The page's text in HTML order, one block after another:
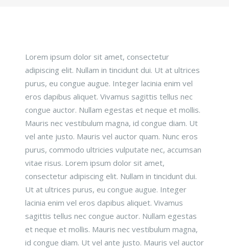
Lorem ipsum dolor sit amet, consectetur
adipiscing elit. Nullam in tincidunt dui. Ut at ultrices
purus, eu congue augue. Integer lacinia enim vel
eros dapibus aliquet. Vivamus sagittis tellus nec
congue auctor. Nullam egestas et neque et mollis.
Mauris nec vestibulum magna, id congue diam. Ut
vel ante justo. Mauris vel auctor quam. Nunc eros
purus, commodo ultricies vulputate nec, accumsan
vitae risus. Lorem ipsum dolor sit amet,
consectetur adipiscing elit. Nullam in tincidunt dui.
Ut at ultrices purus, eu congue augue. Integer
lacinia enim vel eros dapibus aliquet. Vivamus
sagittis tellus nec congue auctor. Nullam egestas
et neque et mollis. Mauris nec vestibulum magna,
id congue diam. Ut vel ante justo. Mauris vel auctor